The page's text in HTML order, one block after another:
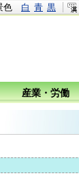
色 白 青 黒
産業・労働